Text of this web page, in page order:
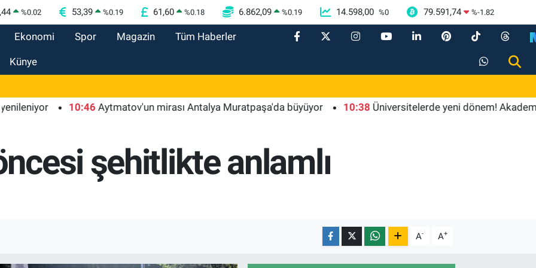
%0.02 53,39 %0.19 61,60 %0.18 6.862,09 %0.19 14.598,00 %0 79.591,74 %-1.82
Ekonomi Spor Magazin Tüm Haberler
Künye
10:46 Aytmatov'un mirası Antalya Muratpaşa'da büyüyor 10:38 Üniversitelerde yeni dönem! Akademik
şehitlikte anlamlı
A- A+